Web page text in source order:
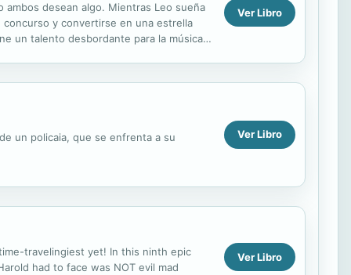
desean algo. Mientras Leo sueña
y convertirse en una estrella
un talento desbordante para la música,
Ver Libro
un policaia, que se enfrenta a su Ver Libro
travelingiest yet! In this ninth epic
had to face was NOT evil mad
Ver Libro